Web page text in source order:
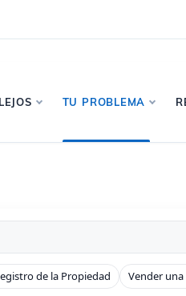
TU PROBLEMA
de la Propiedad Vender